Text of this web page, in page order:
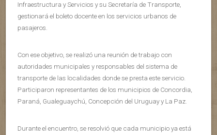
Infraestructura y Servicios y su Secretaría de Transporte,
gestionará el boleto docente en los servicios urbanos de
pasajeros.
Con ese objetivo, se realizó una reunión de trabajo con
autoridades municipales y responsables del sistema de
transporte de las localidades donde se presta este servicio.
Participaron representantes de los municipios de Concordia,
Paraná, Gualeguaychú, Concepción del Uruguay y La Paz.
Durante el encuentro, se resolvió que cada municipio ya está